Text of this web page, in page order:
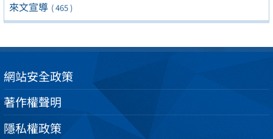
來文宣導 ( 465 )
網站安全政策
著作權聲明
隱私權政策